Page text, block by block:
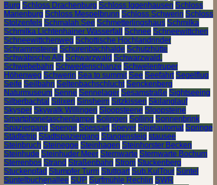
Burg Schloss Drachenburg Schloss Iggenhausen Schloss
Marienburg Schloss Mespelbrunn Schloss Schwerin Schloss
Stolzenfels Schmalah See Schmetterlingshaus Schmilka
Schmilka Lichtenhainer Wasserfall
Schnee Schneewittchen
Schneewittchenweg Schottische Hochlandrinder
Schrammsteine Schurenbachhalde Schutzhütte
Schwäbische Alb Schwarzwald Schwarzwald.
Schwebebahn Schwedenschanze Schwelentruper
Höhenweg Schwerin Sea to summit See Seefahrt Segelflug
Seife Seilbahn Seltenbachschlucht Senckenberg
Naturmuseum Senne Sennelager Sesamstraße Sightseeing
Silberbachtal Silixen Sinsheim Sitzkissen Skilanglauf
Skysper Skywalk Willingen Sloopsteene Sloopsteine
Smartphonetaschenlampe Solingen Solling Sonnenbrink
Spaziergang Spenge Spessart Speyer Spielautomat Springe
Städtetrip Stadtspaziergang Stangensteig stausee
Steinbruch Steinegge Steinhagen Steinhorster Becken
Steinhude Steinhuder Meer Sternwarte Sternwarte Bochum
Sterrenbos Strand Straßenbahn Strom Stuckenberg
Stuckenpfad Stumpfer Turm Stuttgart Sub.KulTour Süntel
Süntelbuchenallee SUP Surfmühle Rechlin SWR